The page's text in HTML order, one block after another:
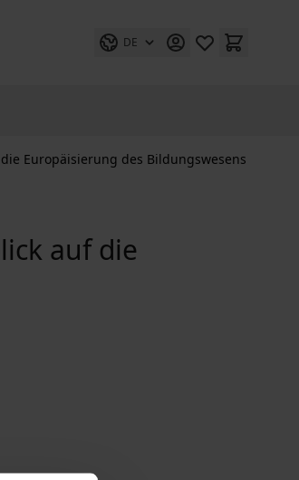
DE
Europäisierung des Bildungswesens
auf die